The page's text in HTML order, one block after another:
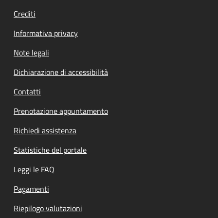
Crediti
Informativa privacy
Note legali
Dichiarazione di accessibilità
Contatti
Prenotazione appuntamento
Richiedi assistenza
Statistiche del portale
Leggi le FAQ
Pagamenti
Riepilogo valutazioni